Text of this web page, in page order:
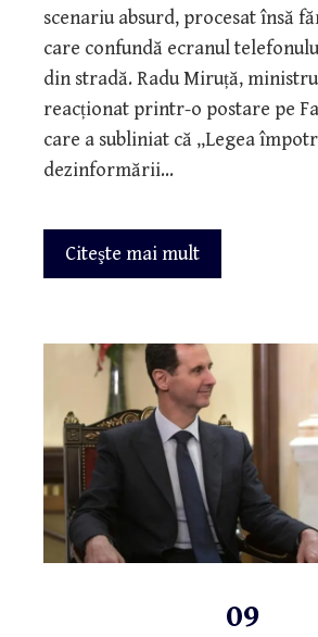
scenariu absurd, procesat însă
care confundă ecranul
din stradă. Radu Miruță,
reacționat printr-o postare pe
care a subliniat că „Legea
dezinformării…
Citeşte mai mult
09